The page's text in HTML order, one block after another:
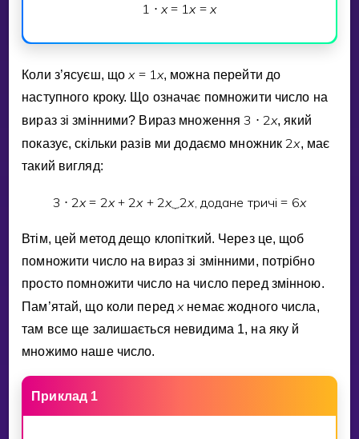
1 ⋅ x = 1x = x
Коли з’ясуєш, що x = 1x, можна перейти до
наступного кроку. Що означає помножити число на
вираз зi змiнними? Вираз множення3 ⋅ 2x, який
показує, скiльки разiв ми додаємо множник2x, має
такий вигляд:
3 ⋅ 2x = 2x + 2x + 2x⏟2x, додане тричi = 6x
Втiм, цей метод дещо клопiткий. Через це, щоб
помножити число на вираз зi змiнними, потрiбно
просто помножити число на число перед змiнною.
Пам’ятай, що коли перед xнемає жодного числа,
там все ще залишається невидима 1, на яку й
множимо наше число.
Приклад 1